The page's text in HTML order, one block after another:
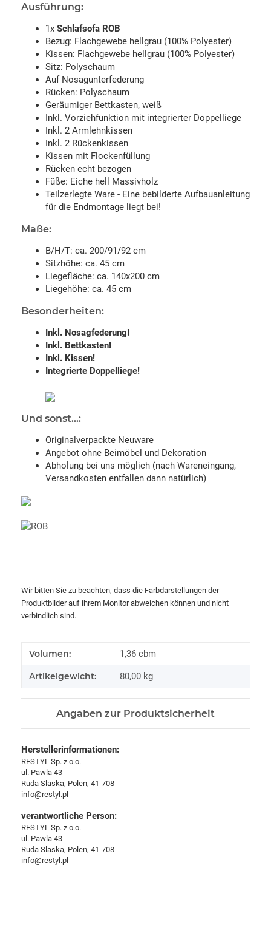
Ausführung:
1x Schlafsofa ROB
Bezug: Flachgewebe hellgrau (100% Polyester)
Kissen: Flachgewebe hellgrau (100% Polyester)
Sitz: Polyschaum
Auf Nosagunterfederung
Rücken: Polyschaum
Geräumiger Bettkasten, weiß
Inkl. Vorziehfunktion mit integrierter Doppelliege
Inkl. 2 Armlehnkissen
Inkl. 2 Rückenkissen
Kissen mit Flockenfüllung
Rücken echt bezogen
Füße: Eiche hell Massivholz
Teilzerlegte Ware - Eine bebilderte Aufbauanleitung
für die Endmontage liegt bei!
Maße:
B/H/T: ca. 200/91/92 cm
Sitzhöhe: ca. 45 cm
Liegefläche: ca. 140x200 cm
Liegehöhe: ca. 45 cm
Besonderheiten:
Inkl. Nosagfederung!
Inkl. Bettkasten!
Inkl. Kissen!
Integrierte Doppelliege!
Und sonst...:
Originalverpackte Neuware
Angebot ohne Beimöbel und Dekoration
Abholung bei uns möglich (nach Wareneingang,
Versandkosten entfallen dann natürlich)
Wir bitten Sie zu beachten, dass die Farbdarstellungen der
Produktbilder auf ihrem Monitor abweichen können und nicht
verbindlich sind.
Produkteigenschaft
Wert
Volumen: 1,36 cbm
Artikelgewicht: 80,00 kg
Angaben zur Produktsicherheit
Herstellerinformationen:
RESTYL Sp. z o.o.
ul. Pawla 43
Ruda Slaska, Polen, 41-708
info@restyl.pl
verantwortliche Person:
RESTYL Sp. z o.o.
ul. Pawla 43
Ruda Slaska, Polen, 41-708
info@restyl.pl